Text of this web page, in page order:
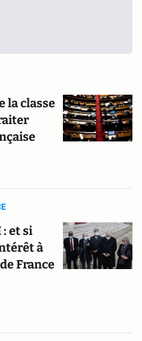
la classe
et si
à
France